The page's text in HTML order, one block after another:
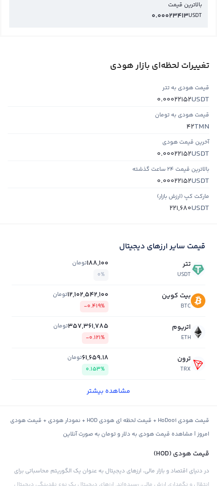
بالاترین قیمت
USDT
0.00023413
تغییرات لحظه‌ای بازار هودی
قیمت هودی به تتر
USDT
0.00022152
قیمت هودی به تومان
TMN
42
آخرین قیمت هودی
USDT
0.00022152
بالاترین قیمت ۲۴ ساعت گذشته
USDT
0.00022152
مارکت کپ (ارزش بازار)
USDT
221,680
قیمت سایر ارزهای دیجیتال
تتر
USDT
188,100تومان
0%
بیت کوین
BTC
12,102,542,100تومان
-0.419%
اتریوم
ETH
357,361,785تومان
-0.121%
ترون
TRX
61,659.18تومان
0.153%
مشاهده بیشتر
قیمت هودی HoDooi + قیمت لحظه ای هودی HOD + نمودار هودی + قیمت هودی
امروز | مشاهده قیمت هودی به دلار و تومان به صورت آنلاین
قیمت هودی (HOD)
در دنیای اقتصاد و بازار مالی، ارزهای دیجیتال به عنوان یک الگوریتم محاسباتی برای